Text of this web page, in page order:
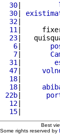
30
|
30
|
32
|
11
|
23
|
6
|
7
|
31
|
47
|
18
|
18
|
22b
|
12
|
15
|
Best
rights reserved by